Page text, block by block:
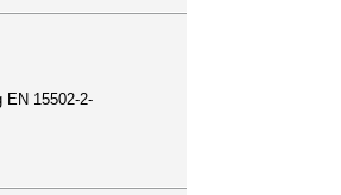
EN 15502-2-